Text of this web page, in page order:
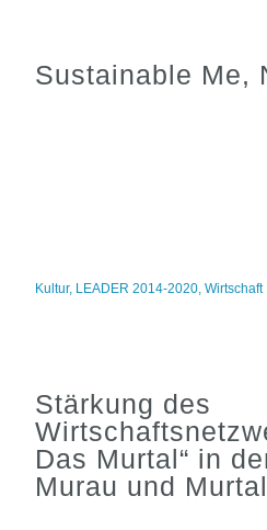
Sustainable Me,
Kultur, LEADER 2014-2020,Wirtschaft
Stärkung des
Das Murtal“ in
Murau und Murtal